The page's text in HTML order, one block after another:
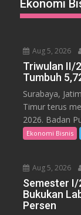
Ekonomi
Aug 5, 2026
Triwulan II/
Tumbuh
Surabaya,
Timur terus
2026. Badan
Ekonomi Bisnis
Aug 5, 2026
Semester I/
Bukukan
Persen